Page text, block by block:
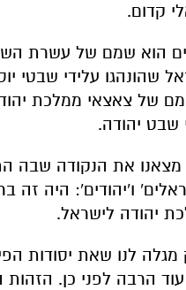
קדום.
הוא שמם של עשרת
שהונהגו עלידי שבטי
של צאצאי ממלכת
שבט יהודה.
מצאנו את הנקודה שבה
' ו'יהודים': היה זה
יהודה לישראל.
מגלה לנו שאת יסודות
עוד הרבה לפני כן. הזהות